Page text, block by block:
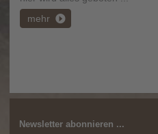
mehr
Newsletter abonnieren ...